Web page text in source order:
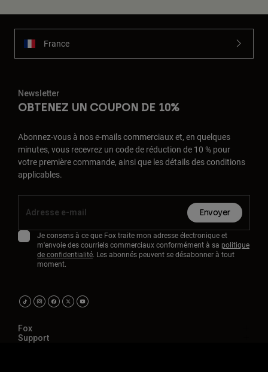
France
Newsletter
OBTENEZ UN COUPON DE 10%
Abonnez-vous à nos e-mails commerciaux et, en quelques
minutes, vous recevrez un code de réduction de 10 % pour
votre première commande, ainsi que les détails des conditions
applicables.
Envoyer
Je consens à ce que Fox traite mon adresse électronique et
m'envoie des courriels commerciaux conformément à sa politique
de confidentialité. Les abonnés peuvent se désabonner à tout
moment.
Fox
Support